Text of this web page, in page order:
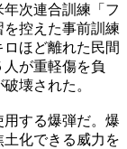
次連合訓練「フ
控えた事前訓練
ほど離れた民間
が重軽傷を負
壊された。
する爆弾だ。爆
化できる威力を